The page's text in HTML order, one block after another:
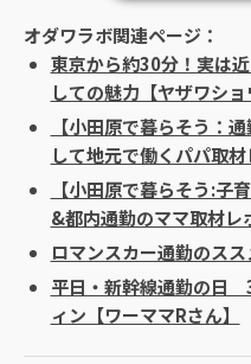
オダワラボ関連ページ：
東京から約30分！実は
しての魅力【ヤザワショ
【小田原で暮らそう：
して地元で働くパパ取材
【小田原で暮らそう:子
&都内通勤のママ取材レ
ロマンスカー通勤のスス
平日・新幹線通勤の日
ィン【ワーママRさん】